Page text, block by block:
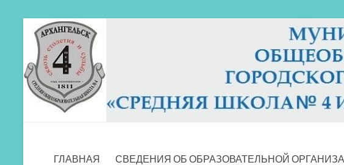
Перейти
содержимому
МБОУ СШ 4
ГЛАВНАЯ
СВЕДЕНИЯ ОБ ОБРАЗОВАТЕЛЬНОЙ